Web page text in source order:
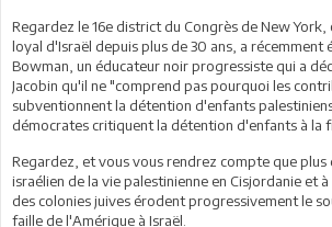
Regardez le 16e district du Congrès de New York,
loyal d'Israël depuis plus de 30 ans, a récemment
Bowman, un éducateur noir progressiste qui a
Jacobin qu'il ne "comprend pas pourquoi les
subventionnent la détention d'enfants
démocrates critiquent la détention d'enfants à la
Regardez, et vous vous rendrez compte que plus
israélien de la vie palestinienne en Cisjordanie et
des colonies juives érodent progressivement le
faille de l'Amérique à Israël.